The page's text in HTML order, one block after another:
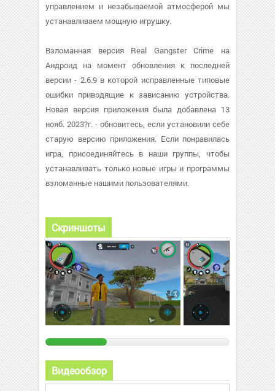
управлением и незабываемой атмосферой мы
устанавливаем мощную игрушку.
Взломанная версия Real Gangster Crime на
Андроид на момент обновления к последней
версии - 2.6.9 в которой исправленные типовые
ошибки приводящие к зависанию устройства.
Новая версия приложения была добавлена 13
нояб. 2023?г. - обновитесь, если установили себе
старую версию приложения. Если понравилась
игра, присоединяйтесь в наши группы, чтобы
устанавливать только новые игры и программы
взломанные нашими пользователями.
Скриншоты
Видеообзор